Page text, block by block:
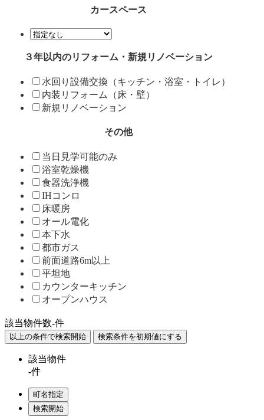
カースペース
３年以内のリフォーム・新規リノベーション
水回り設備交換（キッチン・浴室・トイレ）
内装リフォーム（床・壁）
新規リノベーション
その他
当日見学可能のみ
浴室乾燥機
食器洗浄機
IHコンロ
床暖房
オール電化
本下水
都市ガス
前面道路6m以上
平坦地
カウンターキッチン
オープンハウス
該当物件数-件
該当物件
-件